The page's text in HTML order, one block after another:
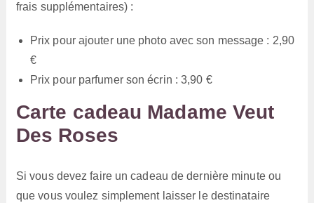
frais supplémentaires) :
Prix pour ajouter une photo avec son message : 2,90
€
Prix pour parfumer son écrin : 3,90 €
Carte cadeau Madame Veut
Des Roses
Si vous devez faire un cadeau de dernière minute ou
que vous voulez simplement laisser le destinataire